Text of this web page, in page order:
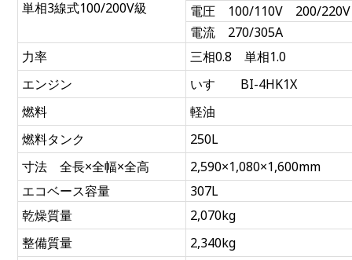
単相3線式100/200V級
電圧 100/110V 200/220V
電流 270/305A
力率
三相0.8 単相1.0
エンジン
いすゞ BI-4HK1X
燃料
軽油
燃料タンク
250L
寸法 全長×全幅×全高
2,590×1,080×1,600mm
エコベース容量
307L
乾燥質量
2,070kg
整備質量
2,340kg